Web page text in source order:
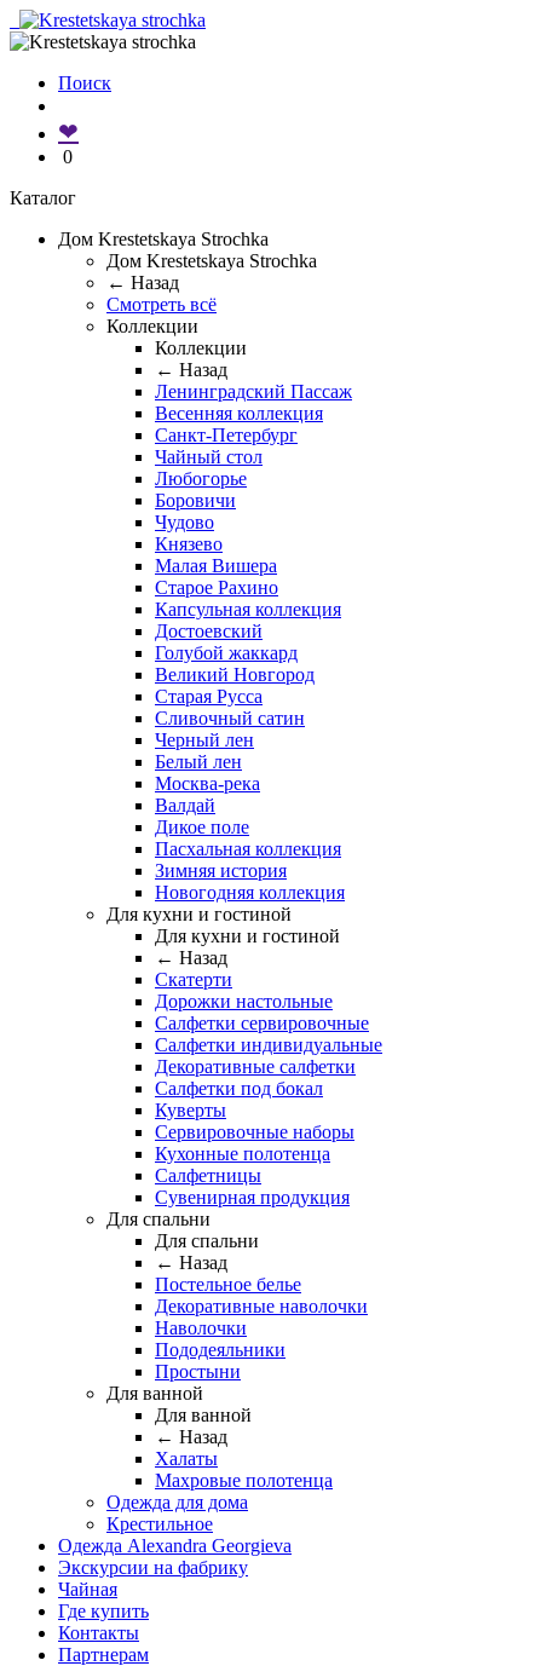
Поиск
❤
0
Каталог
Дом Krestetskaya Strochka
Дом Krestetskaya Strochka
← Назад
Смотреть всё
Коллекции
Коллекции
← Назад
Ленинградский Пассаж
Весенняя коллекция
Санкт-Петербург
Чайный стол
Любогорье
Боровичи
Чудово
Князево
Малая Вишера
Старое Рахино
Капсульная коллекция
Достоевский
Голубой жаккард
Великий Новгород
Старая Русса
Сливочный сатин
Черный лен
Белый лен
Москва-река
Валдай
Дикое поле
Пасхальная коллекция
Зимняя история
Новогодняя коллекция
Для кухни и гостиной
Для кухни и гостиной
← Назад
Скатерти
Дорожки настольные
Салфетки сервировочные
Салфетки индивидуальные
Декоративные салфетки
Салфетки под бокал
Куверты
Сервировочные наборы
Кухонные полотенца
Салфетницы
Сувенирная продукция
Для спальни
Для спальни
← Назад
Постельное белье
Декоративные наволочки
Наволочки
Пододеяльники
Простыни
Для ванной
Для ванной
← Назад
Халаты
Махровые полотенца
Одежда для дома
Крестильное
Одежда Alexandra Georgieva
Экскурсии на фабрику
Чайная
Где купить
Контакты
Партнерам